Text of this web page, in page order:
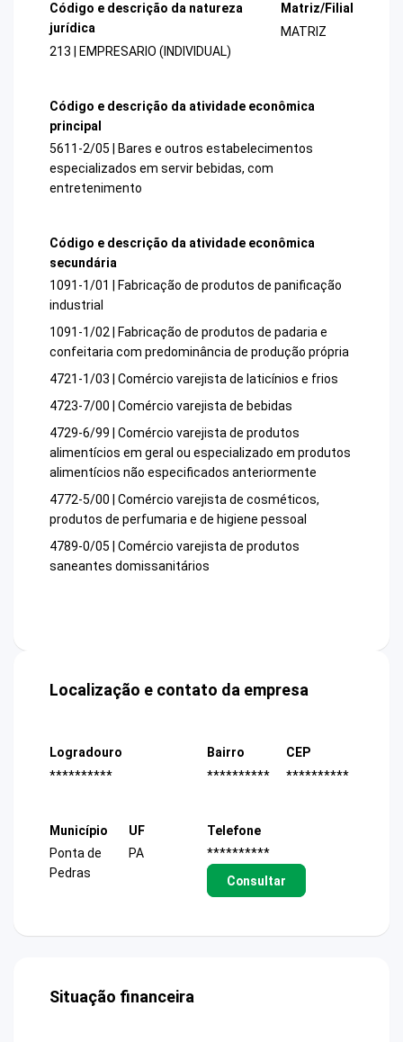
Código e descrição da natureza
jurídica
213 | EMPRESARIO (INDIVIDUAL)
Matriz/Filial
MATRIZ
Código e descrição da atividade econômica
principal
5611-2/05 | Bares e outros estabelecimentos
especializados em servir bebidas, com
entretenimento
Código e descrição da atividade econômica
secundária
1091-1/01 | Fabricação de produtos de panificação
industrial
1091-1/02 | Fabricação de produtos de padaria e
confeitaria com predominância de produção própria
4721-1/03 | Comércio varejista de laticínios e frios
4723-7/00 | Comércio varejista de bebidas
4729-6/99 | Comércio varejista de produtos
alimentícios em geral ou especializado em produtos
alimentícios não especificados anteriormente
4772-5/00 | Comércio varejista de cosméticos,
produtos de perfumaria e de higiene pessoal
4789-0/05 | Comércio varejista de produtos
saneantes domissanitários
Localização e contato da empresa
Logradouro
**********
Bairro
**********
CEP
**********
Município
Ponta de
Pedras
UF
PA
Telefone
**********
Consultar
Situação financeira